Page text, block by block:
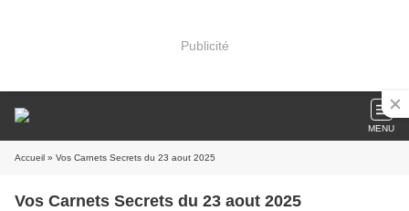
Publicité
MENU
Accueil » Vos Carnets Secrets du 23 aout 2025
Vos Carnets Secrets du 23 aout 2025